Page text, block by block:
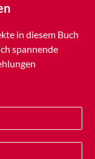
in diesem Buch
spannende